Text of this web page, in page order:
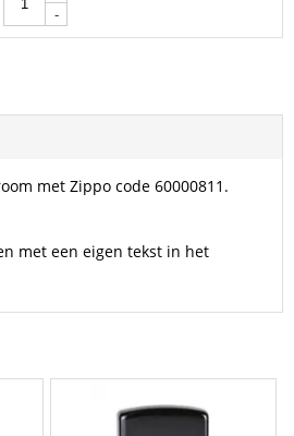
-
met Zippo code 60000811.
met een eigen tekst in het